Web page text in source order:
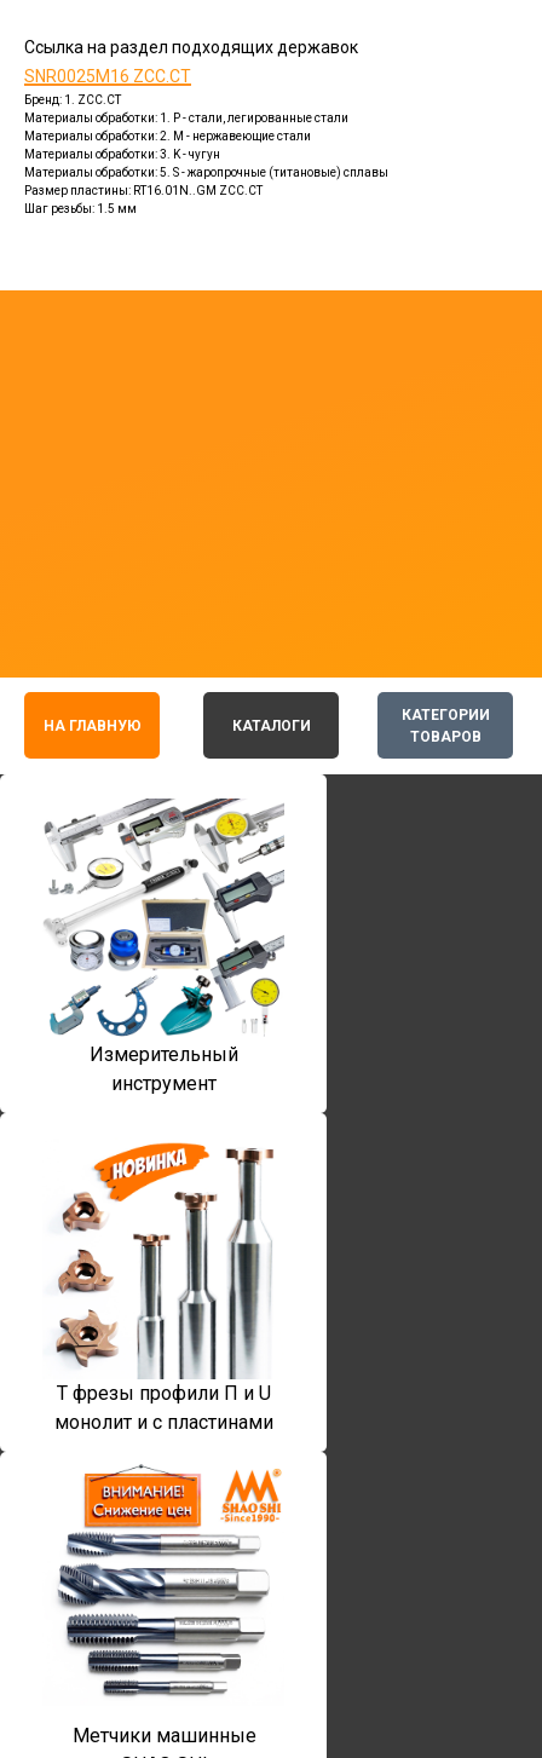
Ссылка на раздел подходящих державок
SNR0025M16 ZCC.CT
Бренд: 1. ZCC.CT
Материалы обработки: 1. P - стали, легированные стали
Материалы обработки: 2. M - нержавеющие стали
Материалы обработки: 3. K - чугун
Материалы обработки: 5. S - жаропрочные (титановые) сплавы
Размер пластины: RT16.01N..GM ZCC.CT
Шаг резьбы: 1.5 мм
КАТЕГОРИИ
ТОВАРОВ
НА ГЛАВНУЮ КАТАЛОГИ
Измерительный
инструмент
T фрезы профили П и U
монолит и с пластинами
Метчики машинные